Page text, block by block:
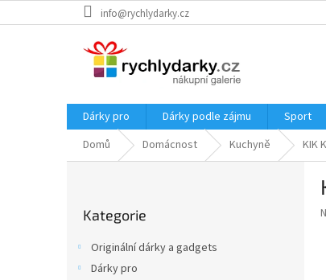
na
info@rychlydarky.cz
Dárky pro Dárky podle zájmu Sport
Domů
Domácnost Kuchyně KIK
kategorie
Kategorie
Originální dárky a gadgets
Dárky pro